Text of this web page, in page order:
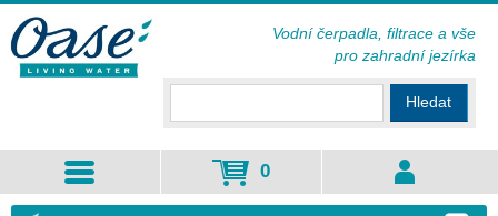
Hledat
0
Vodní čerpadla, filtrace a vše
pro zahradní jezírka